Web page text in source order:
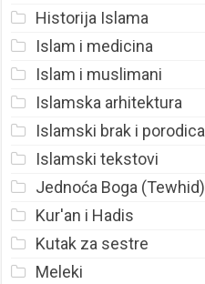
Historija Islama
Islam i medicina
Islam i muslimani
Islamska arhitektura
Islamski brak i porodica
Islamski tekstovi
Jednoća Boga (Tewhid)
Kur'an i Hadis
Kutak za sestre
Meleki